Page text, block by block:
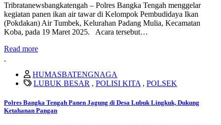
Tribratanewsbangkatengah – Polres Bangka Tengah menggelar
kegiatan panen ikan air tawar di Kelompok Pembudidaya Ikan
(Pokdakan) Air Tumbek, Kelurahan Padang Mulia, Kecamatan
Koba, pada 19 Maret 2025. Acara tersebut…
Read more
HUMASBATENGNAGA
LUBUK BESAR , POLISI KITA , POLSEK
Polres Bangka Tengah Panen Jagung di Desa Lubuk Lingkuk, Dukung
Ketahanan Pangan